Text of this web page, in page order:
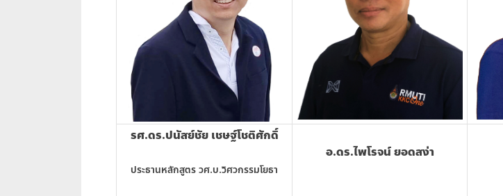
รศ.ดร.ปนัสย์ชัย เชษฐ์โชติศักดิ์
ประธานหลักสูตร วศ.บ.วิศวกรรมโยธา
อ.ดร.ไพโรจน์ ยอดสง่า